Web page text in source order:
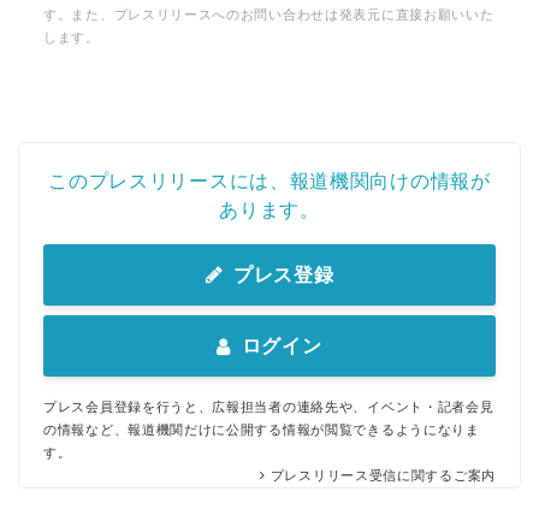
す。また、プレスリリースへのお問い合わせは発表元に直接お願いいた
します。
このプレスリリースには、報道機関向けの情報が
あります。
プレス登録
ログイン
プレス会員登録を行うと、広報担当者の連絡先や、イベント・記者会見
の情報など、報道機関だけに公開する情報が閲覧できるようになりま
す。
プレスリリース受信に関するご案内